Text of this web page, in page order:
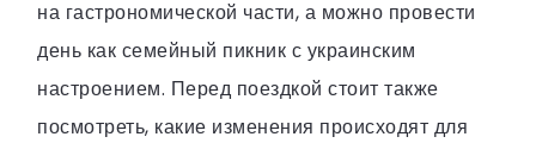
на гастрономической части, а можно провести
день как семейный пикник с украинским
настроением. Перед поездкой стоит также
посмотреть, какие изменения происходят для